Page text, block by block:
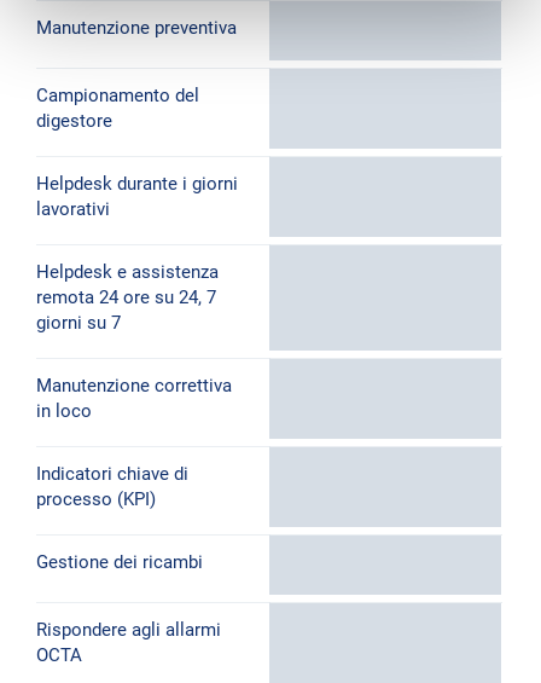
Manutenzione preventiva
Campionamento del
digestore
Helpdesk durante i giorni
lavorativi
Helpdesk e assistenza
remota 24 ore su 24, 7
giorni su 7
Manutenzione correttiva
in loco
Indicatori chiave di
processo (KPI)
Gestione dei ricambi
Rispondere agli allarmi
OCTA